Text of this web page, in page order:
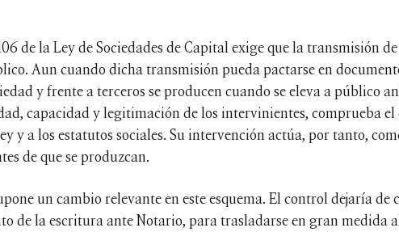
de la Ley de Sociedades de Capital exige que la transmisión
Aun cuando dicha transmisión pueda pactarse en
y frente a terceros se producen cuando se eleva a público
capacidad y legitimación de los intervinientes, comprueba
y a los estatutos sociales. Su intervención actúa, por tanto,
de que se produzcan.
un cambio relevante en este esquema. El control dejaría de
de la escritura ante Notario, para trasladarse en gran medida